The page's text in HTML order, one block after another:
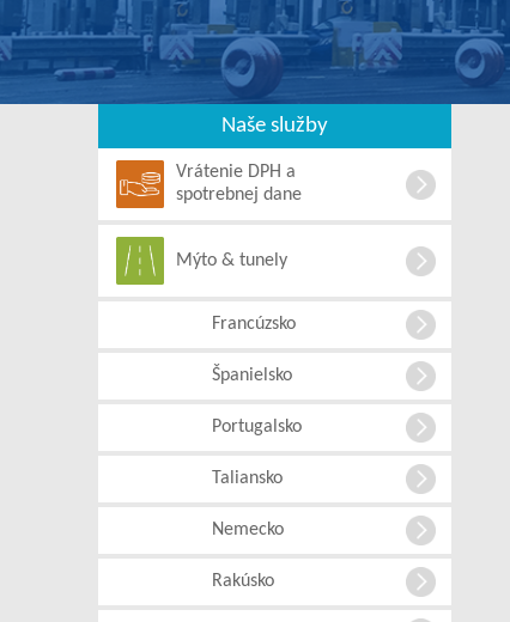
Naše služby
Vrátenie DPH a
spotrebnej dane
Mýto & tunely
Francúzsko
Španielsko
Portugalsko
Taliansko
Nemecko
Rakúsko